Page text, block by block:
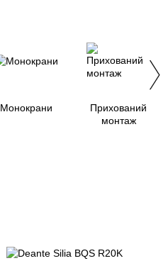
Монокрани
Прихований
монтаж